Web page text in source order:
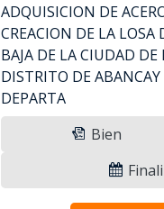
ADQUISICION DE
CREACION DE LA LOSA
BAJA DE LA CIUDAD
DISTRITO DE
DEPARTA
Bien